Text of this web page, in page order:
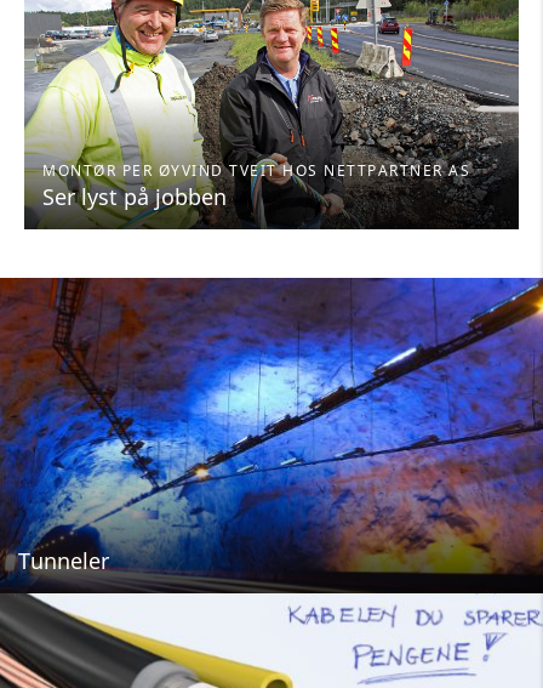
MONTØR PER ØYVIND TVEIT HOS NETTPARTNER AS
Ser lyst på jobben
Tunneler